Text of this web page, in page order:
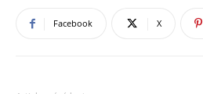
Facebook X